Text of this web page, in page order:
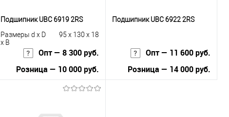
Подшипник UBC 6919 2RS
Размеры d x D
x B
95 x 130 x 18
Опт — 8 300 руб.
Розница — 10 000 руб.
Подшипник UBC 6922 2RS
Опт — 11 600 руб.
Розница — 14 000 руб.